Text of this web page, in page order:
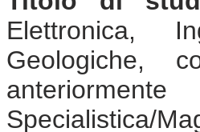
Elettronica,
Geologiche,
Specialistica/